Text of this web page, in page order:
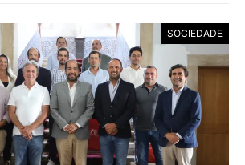
SOCIEDADE